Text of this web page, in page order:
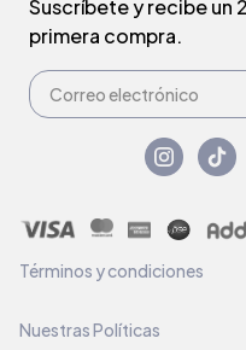
Suscríbete y recibe un
primera compra.
Términos y condiciones
Nuestras Políticas